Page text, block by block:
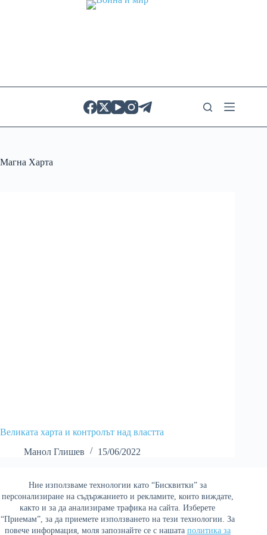
Ние използваме технологии като “Бисквитки” за
персонализиране на съдържанието и рекламите, които виждате,
както и за да анализираме трафика на сайта. Изберете
“Приемам”, за да приемете използването на тези технологии. За
повече информация, моля запознайте се с нашата политика за
Магна Харта
Великата харта и контролът над властта
Манол Глишев
15/06/2022